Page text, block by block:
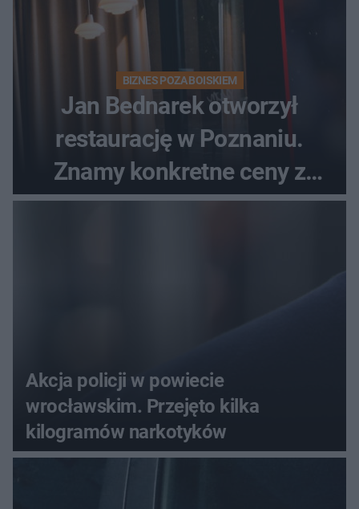
BIZNES POZA BOISKIEM
Jan Bednarek otworzył
restaurację w Poznaniu.
Znamy konkretne ceny z
menu
Akcja policji w powiecie
wrocławskim. Przejęto kilka
kilogramów narkotyków